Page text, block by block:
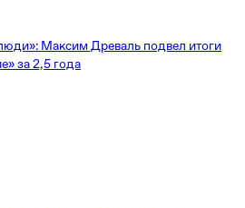
Максим Древаль подвел итоги
за 2,5 года